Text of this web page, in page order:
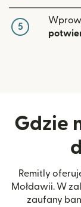
5
Gdzie
Remitly
Mołdawii. W
zaufany